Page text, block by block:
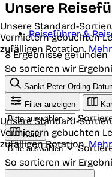
Unsere
Reiseführer &
8 Ergebnisse gefunden
So sortieren wir
Unsere Standard-
Vermietern gebuchten
zufälligen Rotation.
Sankt Peter-Ording
Filter anzeigen
Karte
So sortieren wir
Unsere Standard-
Vermietern gebuchten
zufälligen Rotation.